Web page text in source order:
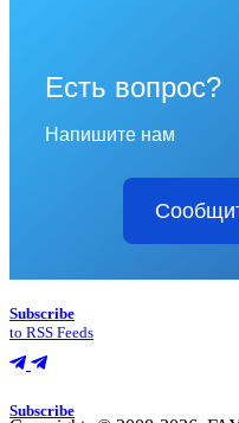
Есть вопрос?
Напишите нам
Subscribe
to RSS Feeds
Subscribe